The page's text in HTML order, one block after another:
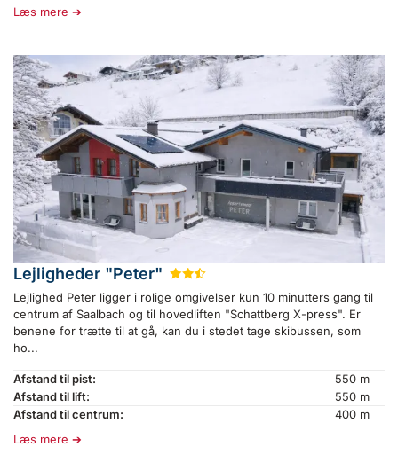
Læs mere
Lejligheder "Peter" ★★
Lejlighed Peter ligger i rolige omgivelser kun 10 minutters gang til
centrum af Saalbach og til hovedliften "Schattberg X-press". Er
benene for trætte til at gå, kan du i stedet tage skibussen, som
ho...
Afstand til pist:
550 m
Afstand til lift:
550 m
Afstand til centrum:
400 m
Læs mere